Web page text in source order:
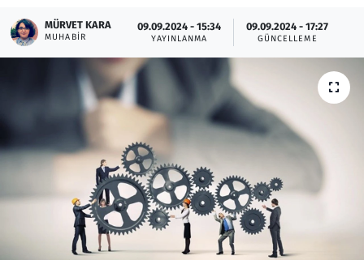
MÜRVET KARA
MUHABIR
09.09.2024 - 15:34
YAYINLANMA
09.09.2024 - 17:27
GÜNCELLEME
Otomobil
Oyun
Ramazan
Resmi İlanlar
Rüya Tabirleri
Sağlık